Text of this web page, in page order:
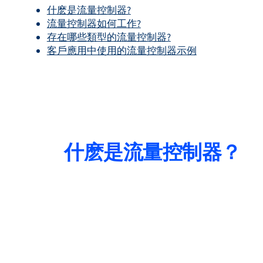
什麽是流量控制器?
流量控制器如何工作?
存在哪些類型的流量控制器?
客戶應用中使用的流量控制器示例
什麽是流量控制器？